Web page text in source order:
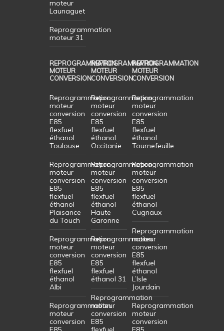
moteur
Launaguet
Reprogrammation
moteur 31
REPROGRAMMATION
MOTEUR
CONVERSION
Reprogrammation
moteur
conversion
E85
flexfuel
éthanol
Toulouse
Reprogrammation
moteur
conversion
E85
flexfuel
éthanol
Plaisance
du Touch
Reprogrammation
moteur
conversion
E85
flexfuel
éthanol
Albi
Reprogrammation
moteur
conversion
REPROGRAMMATION
MOTEUR
CONVERSION
Reprogrammation
moteur
conversion
E85
flexfuel
éthanol
Occitanie
Reprogrammation
moteur
conversion
E85
flexfuel
éthanol
Haute
Garonne
Reprogrammation
moteur
conversion
E85
flexfuel
éthanol 31
Reprogrammation
moteur
conversion
E85
REPROGRAMMATION
MOTEUR
CONVERSION
Reprogrammation
moteur
conversion
E85
flexfuel
éthanol
Tournefeuille
Reprogrammation
moteur
conversion
E85
flexfuel
éthanol
Cugnaux
Reprogrammation
moteur
conversion
E85
flexfuel
éthanol
L’Isle
Jourdain
Reprogrammation
moteur
conversion